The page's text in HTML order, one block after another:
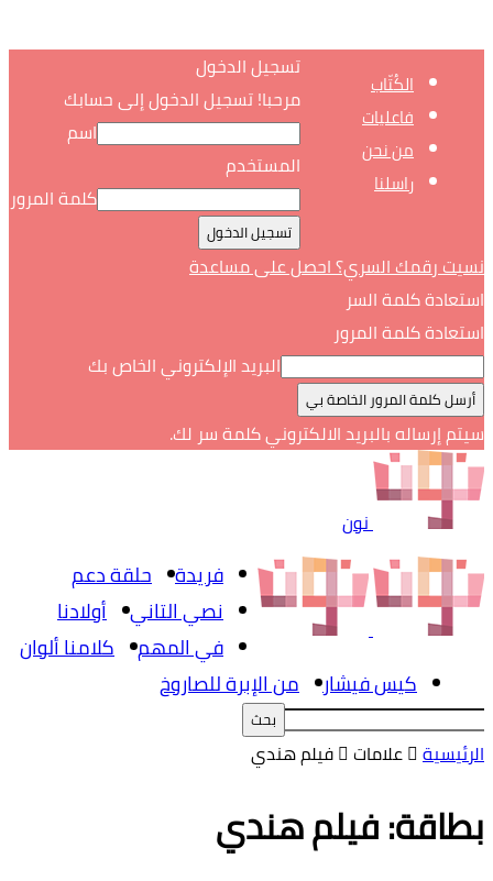
الكُتّاب
فاعليات
من نحن
راسلنا
تسجيل الدخول
مرحبا! تسجيل الدخول إلى حسابك
اسم
المستخدم
كلمة المرور
نسيت رقمك السري؟ احصل على مساعدة
استعادة كلمة السر
استعادة كلمة المرور
البريد الإلكتروني الخاص بك
سيتم إرساله بالبريد الالكتروني كلمة سر لك.
نون
فريدة
حلقة دعم
نصي التاني
أولادنا
في المهم
كلامنا ألوان
كيس فيشار
من الإبرة للصاروخ
الرئيسية علامات فيلم هندي
بطاقة: فيلم هندي